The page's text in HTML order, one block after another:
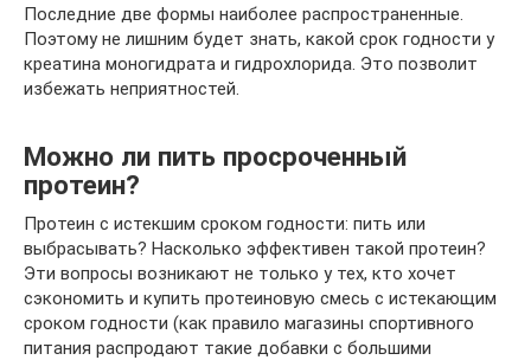
Последние две формы наиболее распространенные.
Поэтому не лишним будет знать, какой срок годности у
креатина моногидрата и гидрохлорида. Это позволит
избежать неприятностей.
Можно ли пить просроченный
протеин?
Протеин с истекшим сроком годности: пить или
выбрасывать? Насколько эффективен такой протеин?
Эти вопросы возникают не только у тех, кто хочет
сэкономить и купить протеиновую смесь с истекающим
сроком годности (как правило магазины спортивного
питания распродают такие добавки с большими